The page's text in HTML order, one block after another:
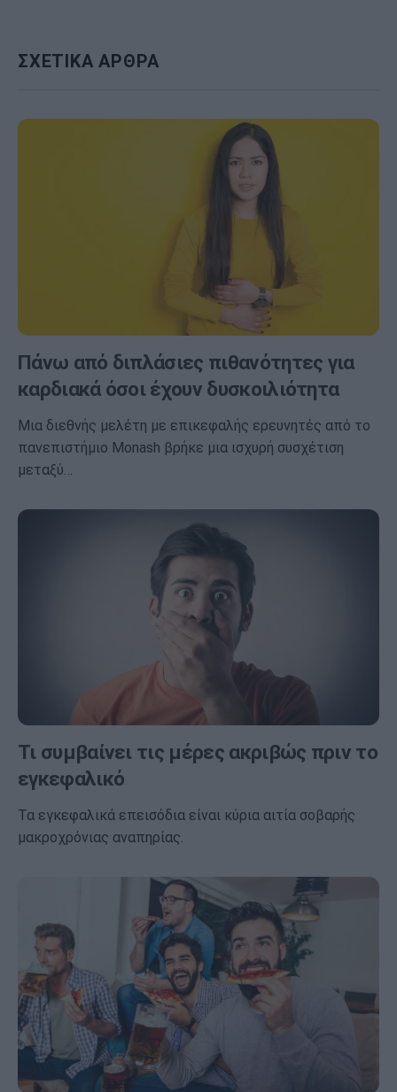
ΣΧΕΤΙΚΑ ΑΡΘΡΑ
Πάνω από διπλάσιες πιθανότητες για
καρδιακά όσοι έχουν δυσκοιλιότητα
Μια διεθνής μελέτη με επικεφαλής ερευνητές από το
πανεπιστήμιο Monash βρήκε μια ισχυρή συσχέτιση
μεταξύ…
Τι συμβαίνει τις μέρες ακριβώς πριν το
εγκεφαλικό
Τα εγκεφαλικά επεισόδια είναι κύρια αιτία σοβαρής
μακροχρόνιας αναπηρίας.